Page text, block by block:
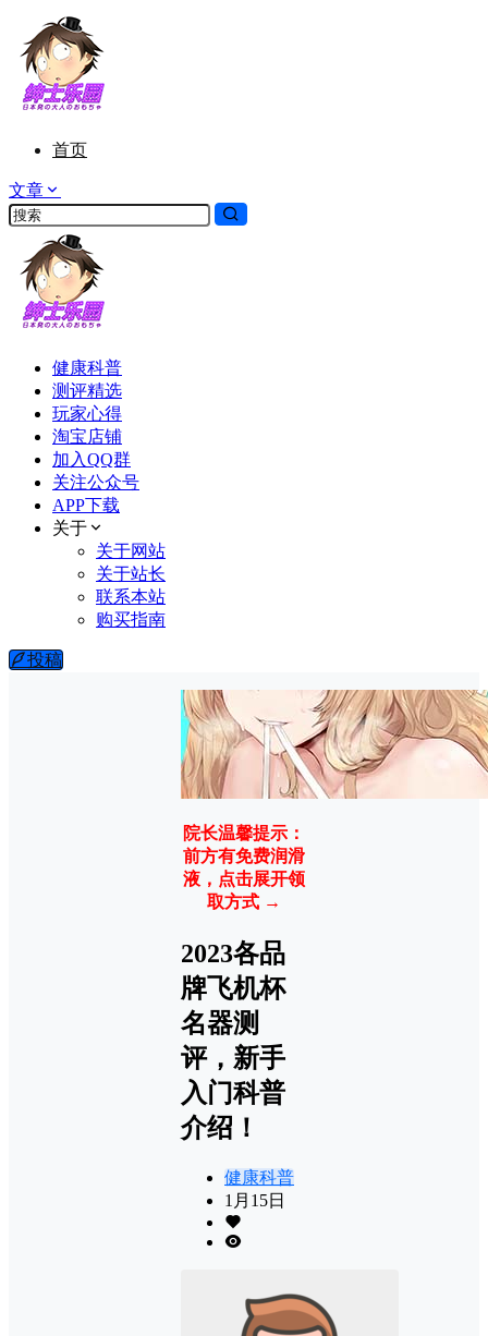
首页
文章
健康科普
测评精选
玩家心得
淘宝店铺
加入QQ群
关注公众号
APP下载
关于
关于网站
关于站长
联系本站
购买指南
投稿
院长温馨提示：
前方有免费润滑
液，点击展开领
取方式 →
2023各品
牌飞机杯
名器测
评，新手
入门科普
介绍！
健康科普
1月15日